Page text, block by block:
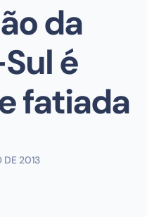
da
é
fatiada
DE 2013